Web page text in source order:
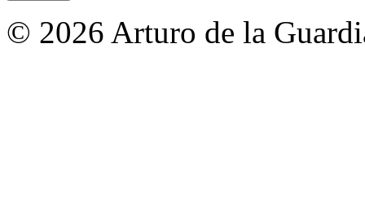
© 2026 Arturo de la